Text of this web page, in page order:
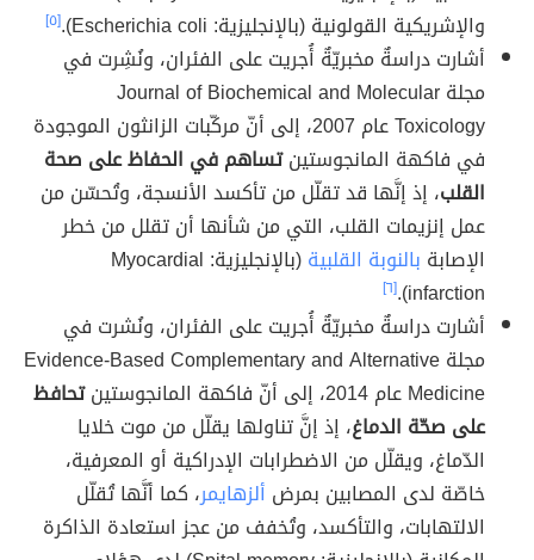
والإشريكية القولونية (بالإنجليزية: Escherichia coli).
[٥]
أشارت دراسةٌ مخبريّةٌ أُجريت على الفئران، ونُشِرت في
مجلة Journal of Biochemical and Molecular
Toxicology عام 2007، إلى أنّ مركّبات الزانثون الموجودة
في فاكهة المانجوستينتساهم في الحفاظ على صحة
القلب، إذ إنَّها قد تقلّل من تأكسد الأنسجة، وتُحسّن من
عمل إنزيمات القلب، التي من شأنها أن تقلل من خطر
الإصابة بالنوبة القلبية
(بالإنجليزية: Myocardial
infarction). [٦]
أشارت دراسةٌ مخبريّةٌ أُجريت على الفئران، ونُشرت في
مجلة Evidence-Based Complementary and Alternative
Medicine عام 2014، إلى أنّ فاكهة المانجوستين
تحافظ
على صحّة الدماغ، إذ إنَّ تناولها يقلّل من موت خلايا
الدّماغ، ويقلّل من الاضطرابات الإدراكية أو المعرفية،
خاصّة لدى المصابين بمرض ألزهايمر، كما أنَّها تُقلّل
الالتهابات، والتأكسد، وتُخفف من عجز استعادة الذاكرة